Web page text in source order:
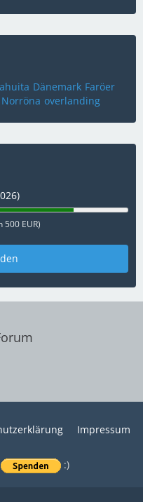
Dänemark Faröer
Norröna overlanding
500 EUR)
Impressum
:)